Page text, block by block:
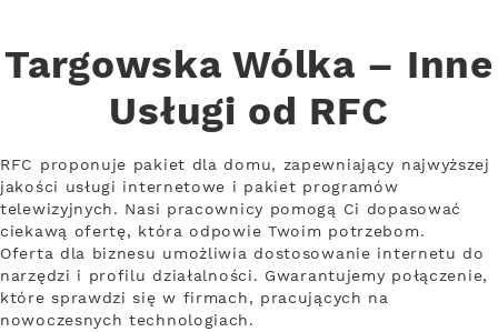
Targowska Wólka – Inne
Usługi od RFC
RFC proponuje pakiet dla domu, zapewniający najwyższej
jakości usługi internetowe i pakiet programów
telewizyjnych. Nasi pracownicy pomogą Ci dopasować
ciekawą ofertę, która odpowie Twoim potrzebom.
Oferta dla biznesu umożliwia dostosowanie internetu do
narzędzi i profilu działalności. Gwarantujemy połączenie,
które sprawdzi się w firmach, pracujących na
nowoczesnych technologiach.